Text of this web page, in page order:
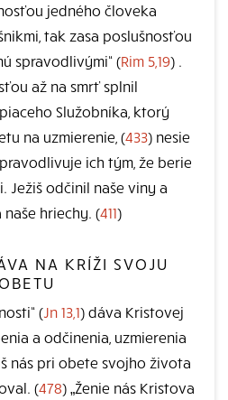
jedného človeka
tak zasa poslušnosťou
spravodlivými“ (Rim 5,19) .
až na smrť splnil
Služobníka, ktorý
na uzmierenie, (433) nesie
ich tým, že berie
Ježiš odčinil naše viny a
hriechy. (411)
NA KRÍŽI SVOJU
OBETU
( Jn 13,1) dáva Kristovej
a odčinenia, uzmierenia
nás pri obete svojho života
(478) „Ženie nás Kristova